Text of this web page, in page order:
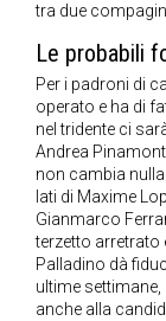
tra due
Le probabili
Per i padroni di
operato e ha di
nel tridente ci
Andrea
non cambia
lati di Maxime
Gianmarco
terzetto
Palladino dà
ultime
anche alla